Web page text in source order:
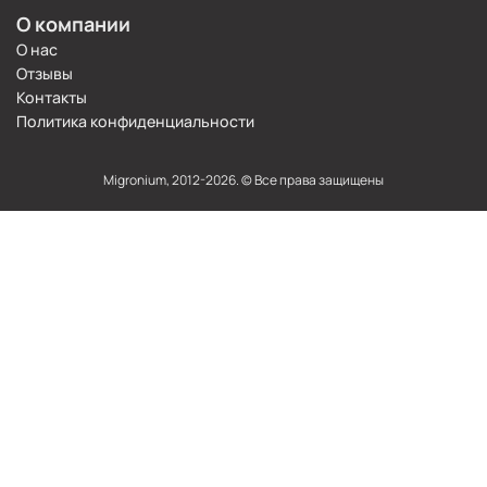
О компании
О нас
Отзывы
Контакты
Политика конфиденциальности
Migronium, 2012-2026. © Все права защищены